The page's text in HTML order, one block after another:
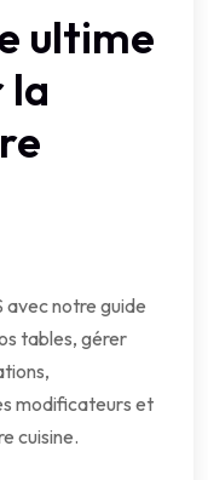
ultime
la
avec notre guide
tables, gérer
modificateurs et
cuisine.